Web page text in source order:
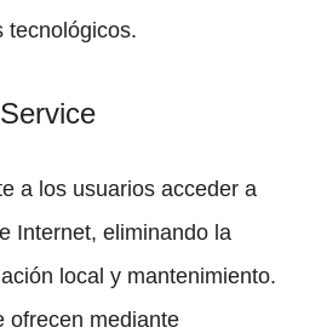
tecnológicos.
a los usuarios acceder a
Internet, eliminando la
local y mantenimiento.
ofrecen mediante